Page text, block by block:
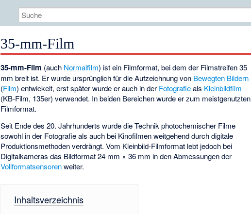
35-mm-Film
35-mm-Film (auch Normalfilm) ist ein Filmformat, bei dem der Filmstreifen 35
mm breit ist. Er wurde ursprünglich für die Aufzeichnung von Bewegten Bildern
(Film) entwickelt, erst später wurde er auch in der Fotografieals Kleinbildfilm
(KB-Film, 135er) verwendet. In beiden Bereichen wurde er zum meistgenutzten
Filmformat.
Seit Ende des 20. Jahrhunderts wurde die Technik photochemischer Filme
sowohl in der Fotografie als auch bei Kinofilmen weitgehend durch digitale
Produktionsmethoden verdrängt. Vom Kleinbild-Filmformat lebt jedoch bei
Digitalkameras das Bildformat 24 mm × 36 mm in den Abmessungen der
Vollformatsensorenweiter.
Inhaltsverzeichnis